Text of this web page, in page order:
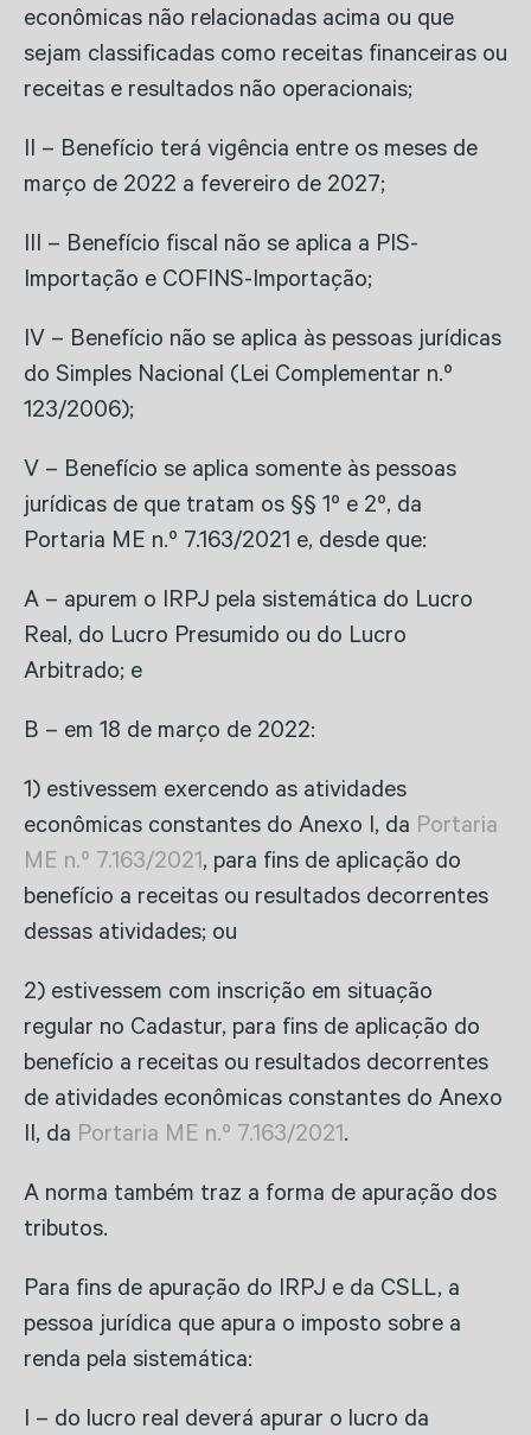
econômicas não relacionadas acima ou que
sejam classificadas como receitas financeiras ou
receitas e resultados não operacionais;
II – Benefício terá vigência entre os meses de
março de 2022 a fevereiro de 2027;
III – Benefício fiscal não se aplica a PIS-
Importação e COFINS-Importação;
IV – Benefício não se aplica às pessoas jurídicas
do Simples Nacional (Lei Complementar n.º
123/2006);
V – Benefício se aplica somente às pessoas
jurídicas de que tratam os §§ 1º e 2º, da
Portaria ME n.º 7.163/2021 e, desde que:
A – apurem o IRPJ pela sistemática do Lucro
Real, do Lucro Presumido ou do Lucro
Arbitrado; e
B – em 18 de março de 2022:
1) estivessem exercendo as atividades
econômicas constantes do Anexo I, da Portaria
ME n.º 7.163/2021, para fins de aplicação do
benefício a receitas ou resultados decorrentes
dessas atividades; ou
2) estivessem com inscrição em situação
regular no Cadastur, para fins de aplicação do
benefício a receitas ou resultados decorrentes
de atividades econômicas constantes do Anexo
II, da Portaria ME n.º 7.163/2021.
A norma também traz a forma de apuração dos
tributos.
Para fins de apuração do IRPJ e da CSLL, a
pessoa jurídica que apura o imposto sobre a
renda pela sistemática:
I – do lucro real deverá apurar o lucro da